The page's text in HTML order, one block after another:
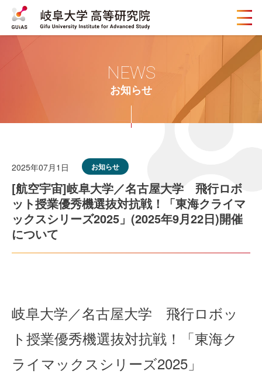
メ
ニ
ュ
ー
ボ
お知らせ
NEWS
2025年07月1日 お知らせ
[航空宇宙]岐阜大学／名古屋大学 飛行ロボ
ット授業優秀機選抜対抗戦！「東海クライマ
ックスシリーズ2025」(2025年9月22日)開催
について
岐阜大学／名古屋大学 飛行ロボッ
ト授業優秀機選抜対抗戦！「東海ク
ライマックスシリーズ2025」